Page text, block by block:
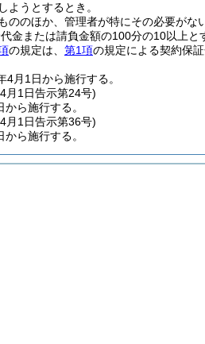
ようとするとき。
ののほか、管理者が特にその必要がな
金または請負金額の100分の10以上と
の規定は、 第1項の規定による契約保
4月1日から施行する。
月1日告示第24号)
ら施行する。
月1日告示第36号)
ら施行する。